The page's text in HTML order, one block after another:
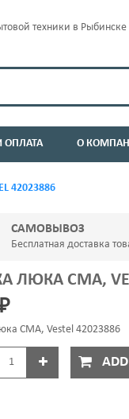
техники в Рыбинске
ОПЛАТА О
42023886
САМОВЫВОЗ
Бесплатная доставка
ЛЮКА СМА,
СМА, Vestel 42023886